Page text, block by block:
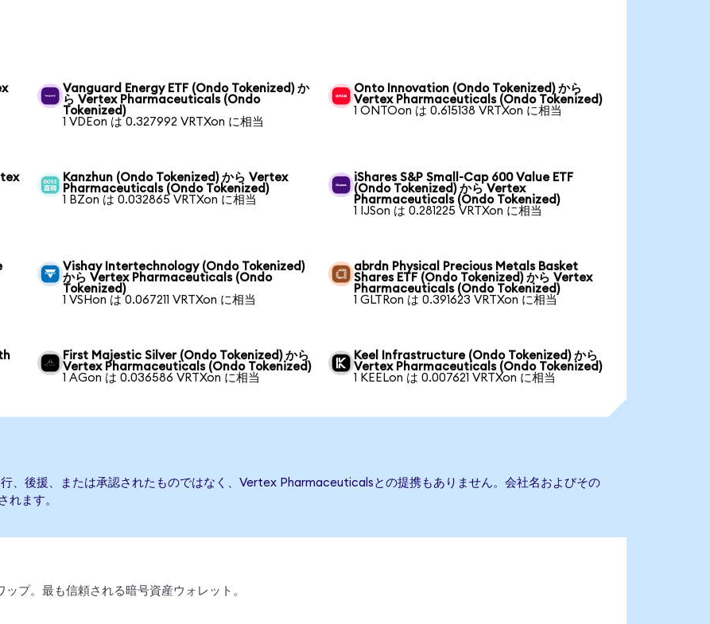
Vanguard Energy ETF (Ondo Tokenized) か
ら Vertex Pharmaceuticals (Ondo
Tokenized)
1 VDEon は 0.327992 VRTXon に相当
Onto Innovation (Ondo Tokenized) から
Vertex Pharmaceuticals (Ondo Tokenized)
1 ONTOon は 0.615138 VRTXon に相当
Kanzhun (Ondo Tokenized) から Vertex
Pharmaceuticals (Ondo Tokenized)
1 BZon は 0.032865 VRTXon に相当
iShares S&P Small-Cap 600 Value ETF
(Ondo Tokenized) から Vertex
Pharmaceuticals (Ondo Tokenized)
1 IJSon は 0.281225 VRTXon に相当
Vishay Intertechnology (Ondo Tokenized)
から Vertex Pharmaceuticals (Ondo
Tokenized)
1 VSHon は 0.067211 VRTXon に相当
abrdn Physical Precious Metals Basket
Shares ETF (Ondo Tokenized) から Vertex
Pharmaceuticals (Ondo Tokenized)
1 GLTRon は 0.391623 VRTXon に相当
First Majestic Silver (Ondo Tokenized) から
Vertex Pharmaceuticals (Ondo Tokenized)
1 AGon は 0.036586 VRTXon に相当
Keel Infrastructure (Ondo Tokenized) から
Vertex Pharmaceuticals (Ondo Tokenized)
1 KEELon は 0.007621 VRTXon に相当
、後援、または承認されたものではなく、Vertex Pharmaceuticalsとの提携もありません。会社名およびその
れます。
プ。最も信頼される暗号資産ウォレット。